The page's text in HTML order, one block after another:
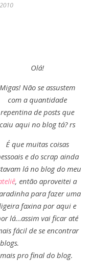
Olá!
Migas! Não se assustem
com a quantidade
repentina de posts que
caiu aqui no blog tá? rs
É que muitas coisas
e do scrap ainda
lá no blog do meu
, então aproveitei a
para fazer uma
faxina por aqui e
lá…assim vai ficar até
fácil de se encontrar
pro final do blog.
site diretamente em